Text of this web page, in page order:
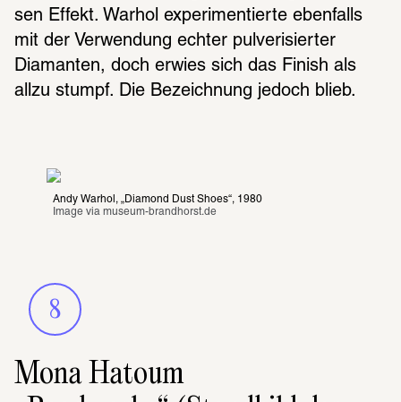
sen Effekt. Warhol expe­ri­men­tierte eben­falls
mit der Verwen­dung echter pulve­ri­sier­ter
Diaman­ten, doch erwies sich das Finish als
allzu stumpf. Die Bezeich­nung jedoch blieb.
Andy Warhol, „Diamond Dust Shoes“, 1980
Image via museum-brandhorst.de
8
Mona Hatoum